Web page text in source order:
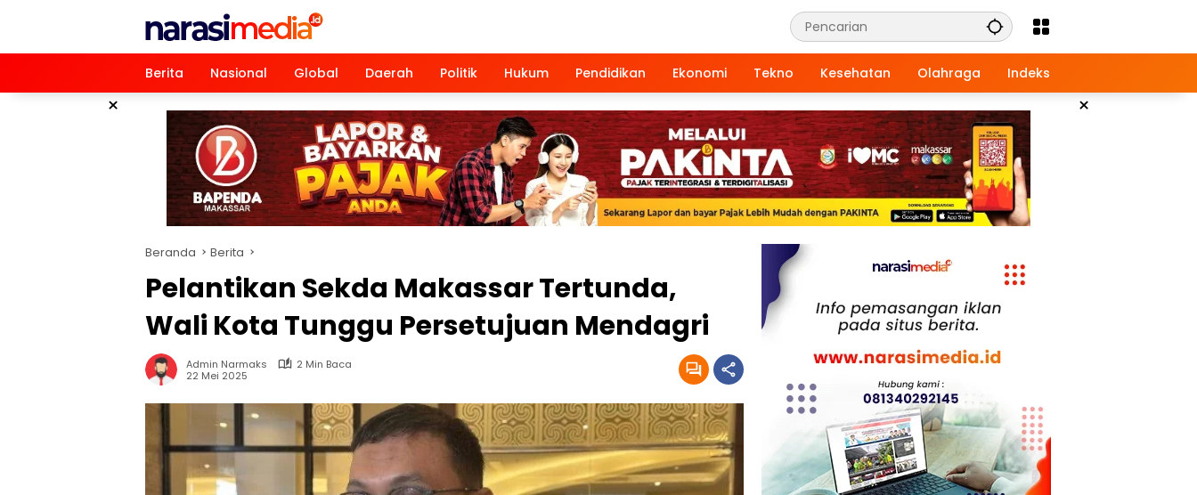
Berita
Nasional Global Daerah Politik Hukum Pendidikan Ekonomi Tekno Kesehatan Olahraga Indeks
× ×
Beranda Berita
Pelantikan Sekda Makassar Tertunda,
Wali Kota Tunggu Persetujuan Mendagri
Admin Narmaks
2 Min Baca
22 Mei 2025